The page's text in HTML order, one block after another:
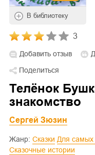
В библиотеку
3
Добавить отзыв
Поделиться
Телёнок
знакомство
Сергей Зюзин
Жанр: Сказки Для
Сказочные истории